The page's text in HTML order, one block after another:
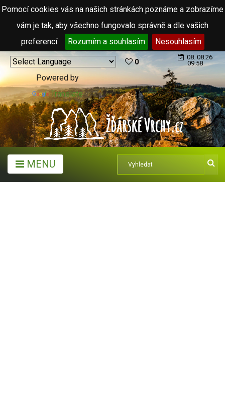
Pomocí cookies vás na našich stránkách poznáme a zobrazíme
vám je tak, aby všechno fungovalo správně a dle vašich
preferencí.
Rozumím a souhlasím Nesouhlasím
Powered by
Translate
0
08. 08.26
09:58
MENU